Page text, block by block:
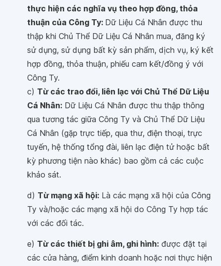
thực hiện các nghĩa vụ theo hợp đồng, thỏa
thuận của Công Ty: Dữ Liệu Cá Nhân được thu
thập khi Chủ Thể Dữ Liệu Cá Nhân mua, đăng ký
sử dụng, sử dụng bất kỳ sản phẩm, dịch vụ, ký kết
hợp đồng, thỏa thuận, phiếu cam kết/đồng ý với
Công Ty.
c) Từ các trao đổi, liên lạc với Chủ Thể Dữ Liệu
Cá Nhân: Dữ Liệu Cá Nhân được thu thập thông
qua tương tác giữa Công Ty và Chủ Thể Dữ Liệu
Cá Nhân (gặp trực tiếp, qua thư, điện thoại, trực
tuyến, hệ thống tổng đài, liên lạc điện tử hoặc bất
kỳ phương tiện nào khác) bao gồm cả các cuộc
khảo sát.
d) Từ mạng xã hội: Là các mạng xã hội của Công
Ty và/hoặc các mạng xã hội do Công Ty hợp tác
với các đối tác.
e) Từ các thiết bị ghi âm, ghi hình: được đặt tại
các cửa hàng, điểm kinh doanh hoặc nơi thực hiện